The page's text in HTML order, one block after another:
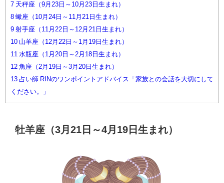
7 天秤座（9月23日～10月23日生まれ）
8 蠍座（10月24日～11月21日生まれ）
9 射手座（11月22日～12月21日生まれ）
10 山羊座（12月22日～1月19日生まれ）
11 水瓶座（1月20日～2月18日生まれ）
12 魚座（2月19日～3月20日生まれ）
13 占い師 RINのワンポイントアドバイス「家族との会話を大切にして
ください。」
牡羊座（3月21日～4月19日生まれ）